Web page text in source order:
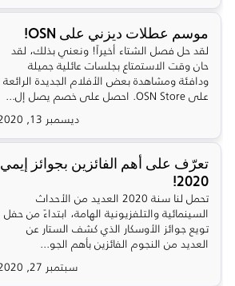
موسم عطلات ديزني على OSN!
لقد حل فصل الشتاء أخيراً! ونعني بذلك، لقد
حان وقت الاستمتاع بجلسات عائلية جميلة
ودافئة ومشاهدة بعض الأفلام الجديدة الرائعة
على OSN Store. احصل على خصم يصل إل...
ديسمبر 13, 2020
تعرّف على أهم الفائزين بجوائز إيمي
2020!
تحمل لنا سنة 2020 العديد من الأحداث
السينمائية والتلفزيونية الهامة، ابتداءً من حفل
تويع جوائز الأوسكار الذي كشف الستار عن
العديد من النجوم الفائزين بأهم الجو...
سبتمبر 27, 2020